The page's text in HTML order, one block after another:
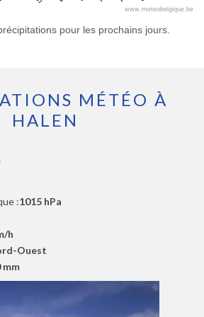
www.meteobelgique.be
pour les prochains jours.
MÉTÉO À
HALEN
:1015 hPa
h
Ouest
mm